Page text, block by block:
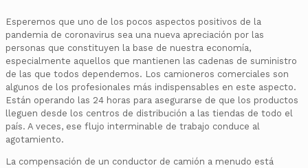
Esperemos que uno de los pocos aspectos positivos de la
pandemia de coronavirus sea una nueva apreciación por las
personas que constituyen la base de nuestra economía,
especialmente aquellos que mantienen las cadenas de suministro
de las que todos dependemos. Los camioneros comerciales son
algunos de los profesionales más indispensables en este aspecto.
Están operando las 24 horas para asegurarse de que los productos
lleguen desde los centros de distribución a las tiendas de todo el
país. A veces, ese flujo interminable de trabajo conduce al
agotamiento.
La compensación de un conductor de camión a menudo está